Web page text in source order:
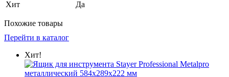
Хит
Да
Похожие товары
Перейти в каталог
Хит!